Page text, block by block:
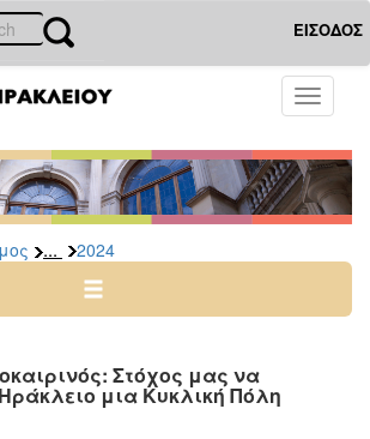
ΕΙΣΟΔΟΣ
Toggle
... 2024
Στόχος μας να
μια Κυκλική Πόλη